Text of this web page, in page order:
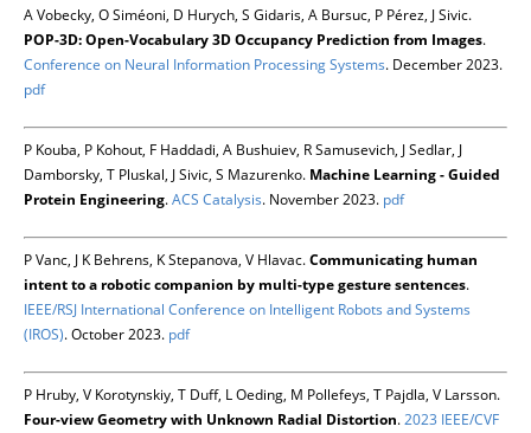
A Vobecky, O Siméoni, D Hurych, S Gidaris, A Bursuc, P Pérez, J Sivic.
POP-3D: Open-Vocabulary 3D Occupancy Prediction from Images.
Conference on Neural Information Processing Systems. December 2023.
pdf
P Kouba, P Kohout, F Haddadi, A Bushuiev, R Samusevich, J Sedlar, J
Damborsky, T Pluskal, J Sivic, S Mazurenko. Machine Learning - Guided
Protein Engineering.ACS Catalysis. November 2023. pdf
P Vanc, J K Behrens, K Stepanova, V Hlavac.Communicating human
intent to a robotic companion by multi-type gesture sentences.
IEEE/RSJ International Conference on Intelligent Robots and Systems
(IROS). October 2023. pdf
P Hruby, V Korotynskiy, T Duff, L Oeding, M Pollefeys, T Pajdla, V Larsson.
Four-view Geometry with Unknown Radial Distortion.2023 IEEE/CVF